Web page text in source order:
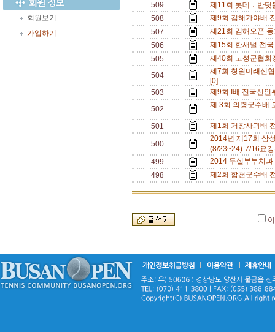
회원보기
가입하기
509
제11회 롯데 ․ 반
508
제9회 김해가야배
507
제21회 김해오픈
506
제15회 한새벌 전
505
제40회 고성군협
504
제7회 창원미래신
[0]
503
제9회 I배 전국신
502
제 3회 의령군수배
501 제1회 거창사과배
500
2014년 제17회 삼
(8/23~24)-7/16요
499
2014 두실부부치
498
제2회 합천군수배